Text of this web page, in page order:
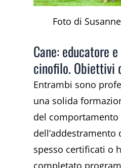
Foto di
Cane: educatore
cinofilo. Obiettivi
Entrambi sono
una solida
del comportamento
dell’addestramento
spesso certificati o
completato